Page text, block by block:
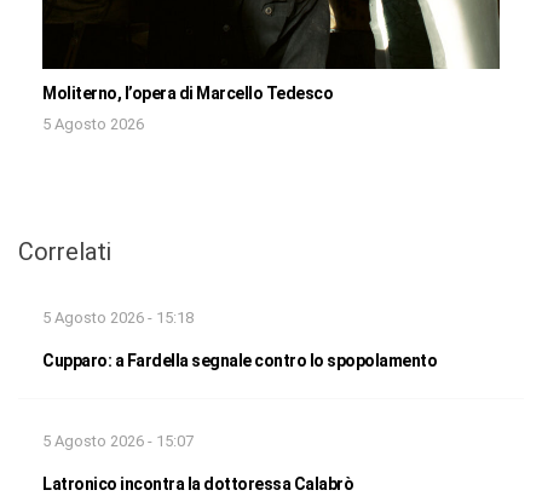
Moliterno, l’opera di Marcello Tedesco
5 Agosto 2026
Correlati
5 Agosto 2026 - 15:18
Cupparo: a Fardella segnale contro lo spopolamento
5 Agosto 2026 - 15:07
Latronico incontra la dottoressa Calabrò